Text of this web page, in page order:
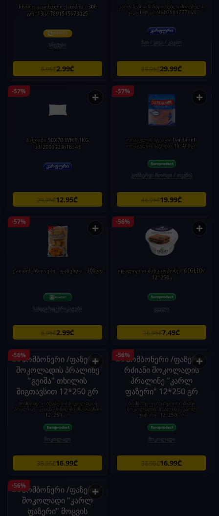
ჩხირი გაყინული ქათმის - 300
გრ*13ც/ 7891515973025
სნექები
6.95₾2.99₾
კარტ ნუარი ხსნადი სუბლიმირებული
ყავა 190 გრ/4607001777168
ჩაი / ყავა / კაკაო
69.95₾29.99₾
-57% +
ბალიში 50X70 WHT 1KG
სმ/2000003616343
29.95₾12.95₾
-57% +
ორაგულის სტეიკი/ Dardanel/
ორაგულის ნაჭრები 10*400გრ
კონსერვი (ხორცი / თევზი)
46.95₾19.99₾
-57% +
ქათმის ჩხირები "ფაზენდა" 300გრ
ნახევარფაბრიკატები
6.95₾2.99₾
-56% +
იტალიური მასკარპონე/ GIGLIO/
12*250გ
ყველი
16.95₾7.49₾
-56% +
ბომბონერი /ფაზერი/შოკოლადის
პრალინე "გეიშა" თხილის შიგთავსით
12*250 გრ
შოკოლადი
38.95₾16.99₾
-56% +
ბომბონერი /ფაზერი/ რძიანი
შოკოლადის პრალინე "კარლ
ფაზერი" 12*250 გრ
შოკოლადი
38.95₾16.99₾
-56% +